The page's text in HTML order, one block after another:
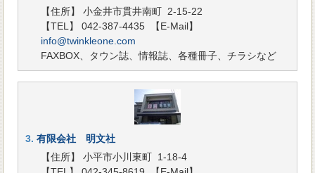
【住所】 小金井市貫井南町 2-15-22
【TEL】 042-387-4435
【E-Mail】
info@twinkleone.com
FAXBOX、タウン誌、情報誌、各種冊子、チラシなど
3. 有限会社 明文社
【住所】 小平市小川東町 1-18-4